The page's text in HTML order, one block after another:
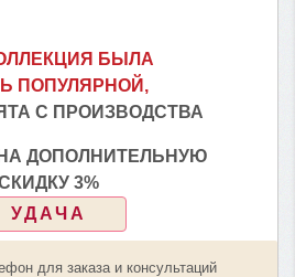
БЫЛА
ПОПУЛЯРНОЙ,
С ПРОИЗВОДСТВА
ДОПОЛНИТЕЛЬНУЮ
3%
УДАЧА
для заказа и консультаций